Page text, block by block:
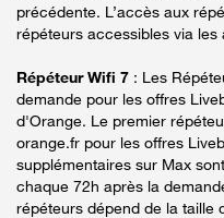
précédente. L’accès aux
répéteurs accessibles via les
Répéteur Wifi 7 : Les
demande pour les offres
d'Orange. Le premier
orange.fr pour les offres
supplémentaires sur Max
chaque 72h après la
répéteurs dépend de la taille